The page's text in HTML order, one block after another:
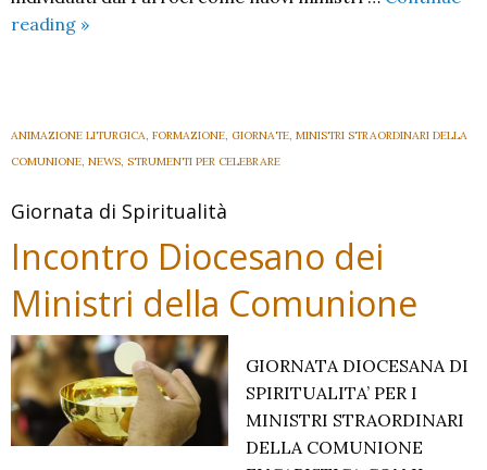
reading MINISTRI
per
i
Avvisi
per
tutti.
»
ANIMAZIONE LITURGICA, FORMAZIONE, GIORNATE, MINISTRI STRAORDINARI DELLA
COMUNIONE, NEWS, STRUMENTI PER CELEBRARE
Giornata di Spiritualità
Incontro Diocesano dei
Ministri della Comunione
GIORNATA DIOCESANA DI
SPIRITUALITA’ PER I
MINISTRI STRAORDINARI
DELLA COMUNIONE